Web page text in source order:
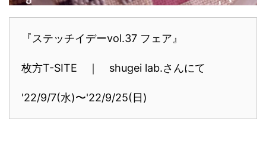
『ステッチイデーvol.37 フェア』
枚方T-SITE ｜ shugei lab.さんにて
'22/9/7(水)〜'22/9/25(日)